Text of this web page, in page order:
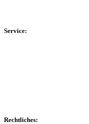
Service:
Rechtliches: